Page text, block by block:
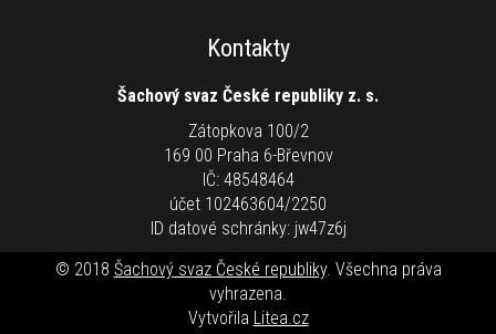
Kontakty
Šachový svaz České republiky z. s.
Zátopkova 100/2
169 00 Praha 6-Břevnov
IČ: 48548464
účet 102463604/2250
ID datové schránky: jw47z6j
© 2018 Šachový svaz České republiky. Všechna práva
vyhrazena.
Vytvořila Litea.cz